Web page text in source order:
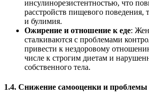
инсулинорезистентностью, что
расстройств пищевого поведения,
и булимия.
Ожирение и отношение к еде:
сталкиваются с проблемами
привести к нездоровому
числе к строгим диетам и
собственного тела.
1.4. Снижение самооценки и проблемы